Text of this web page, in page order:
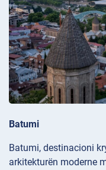
Batumi
Batumi, destinacioni
arkitekturën moderne